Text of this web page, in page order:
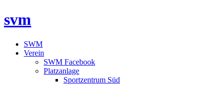
svm
SWM
Verein
SWM Facebook
Platzanlage
Sportzentrum Süd